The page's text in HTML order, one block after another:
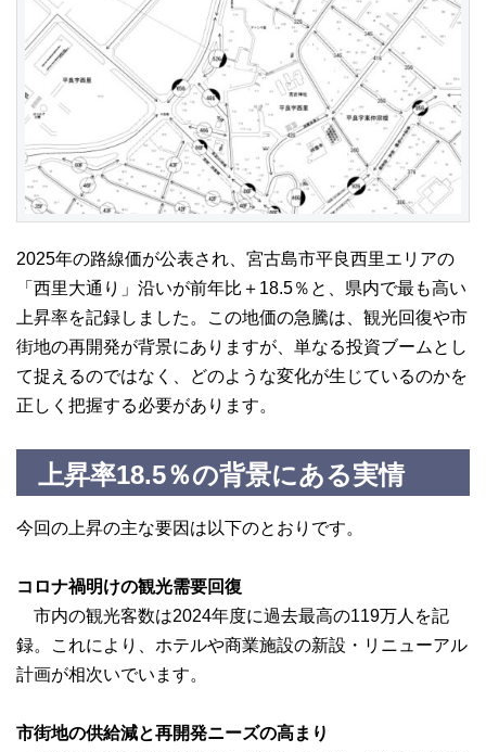
2025年の路線価が公表され、宮古島市平良西里エリアの
「西里大通り」沿いが前年比＋18.5％と、県内で最も高い
上昇率を記録しました。この地価の急騰は、観光回復や市
街地の再開発が背景にありますが、単なる投資ブームとし
て捉えるのではなく、どのような変化が生じているのかを
正しく把握する必要があります。
上昇率18.5％の背景にある実情
今回の上昇の主な要因は以下のとおりです。
コロナ禍明けの観光需要回復
市内の観光客数は2024年度に過去最高の119万人を記
録。これにより、ホテルや商業施設の新設・リニューアル
計画が相次いでいます。
市街地の供給減と再開発ニーズの高まり